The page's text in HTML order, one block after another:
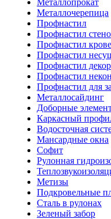
Металлочерепица
Профнастил
Профнастил
Профнастил
Профнастил
Профнастил
Профнастил
Профнастил для
Металлосайдинг
Доборные
Каркасный
Водосточная
Мансардные окна
Софит
Рулонная
Метизы
Подкровельные
Сталь в рулонах
Зеленый забор